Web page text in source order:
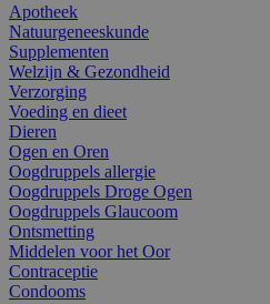
Apotheek
Natuurgeneeskunde
Supplementen
Welzijn & Gezondheid
Verzorging
Voeding en dieet
Dieren
Ogen en Oren
Oogdruppels allergie
Oogdruppels Droge Ogen
Oogdruppels Glaucoom
Ontsmetting
Middelen voor het Oor
Contraceptie
Condooms